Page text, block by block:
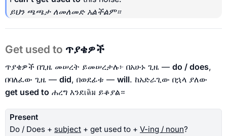
ይህን ጫጫታ ለመለመድ አልችልም።
Get used to ጥያቄዎች
ጥያቄዎች በጊዜ መሠረት ይመሠረታሉ፦ በአሁኑ ጊዜ — do / does,
በባለፈው ጊዜ — did, በወደፊቱ — will. ከአድራጊው በኋላ ያለው
get used to ሐረግ እንደเดิม ይቆያል።
Present
Do / Does + subject + get used to + V-ing / noun?